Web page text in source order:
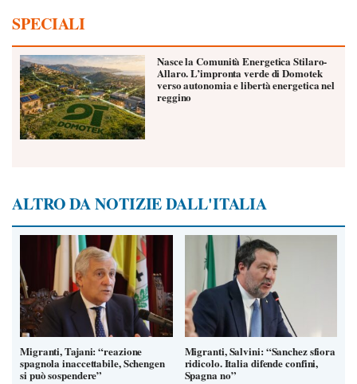
SPECIALI
Nasce la Comunità Energetica Stilaro-
Allaro. L’impronta verde di Domotek
verso autonomia e libertà energetica nel
reggino
ALTRO DA NOTIZIE DALL'ITALIA
Migranti, Tajani: “reazione
spagnola inaccettabile, Schengen
si può sospendere”
Migranti, Salvini: “Sanchez sfiora
ridicolo. Italia difende confini,
Spagna no”